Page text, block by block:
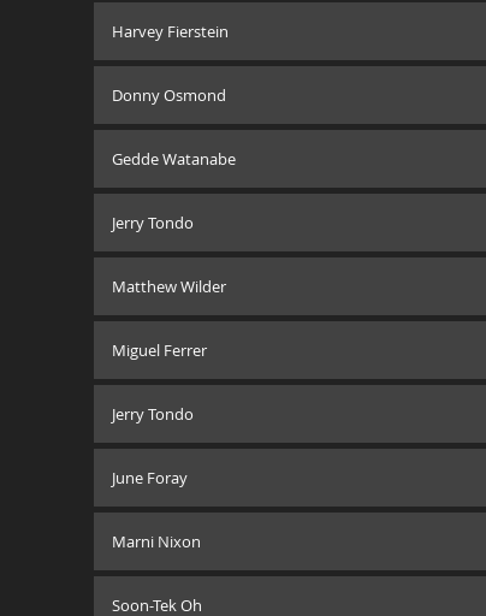
Harvey Fierstein
Donny Osmond
Gedde Watanabe
Jerry Tondo
Matthew Wilder
Miguel Ferrer
Jerry Tondo
June Foray
Marni Nixon
Soon-Tek Oh